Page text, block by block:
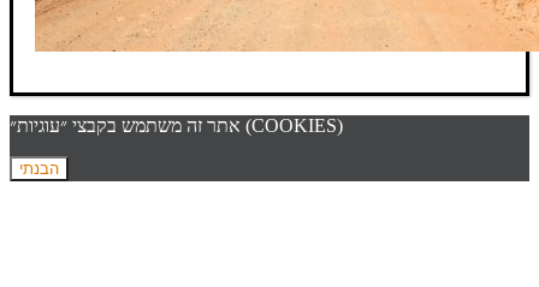
אתר זה משתמש בקבצי ״עוגיות״ (COOKIES)
הבנתי